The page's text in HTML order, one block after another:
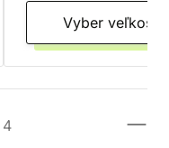
Vyber veľkosti
4